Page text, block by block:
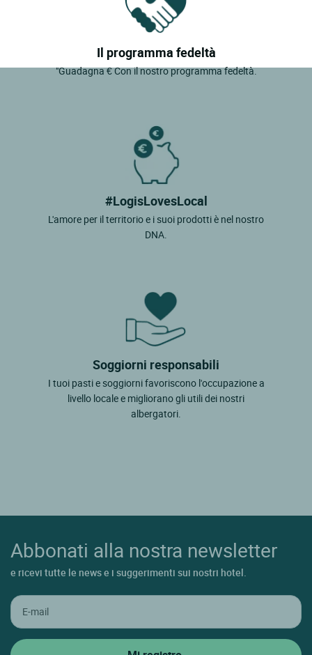
Il programma fedeltà
"Guadagna € Con il nostro programma fedeltà.
#LogisLovesLocal
L'amore per il territorio e i suoi prodotti è nel nostro
DNA.
Soggiorni responsabili
I tuoi pasti e soggiorni favoriscono l'occupazione a
livello locale e migliorano gli utili dei nostri
albergatori.
Abbonati alla nostra newsletter
e ricevi tutte le news e i suggerimenti sui nostri hotel.